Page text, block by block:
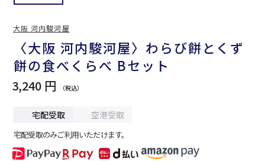
〈大阪 河内駿河屋〉わらび餅とくず
餅の食べくらべ Bセット
3,240 円
宅配受取 空港受取
宅配受取のみご利用いただけます。
大阪 河内駿河屋